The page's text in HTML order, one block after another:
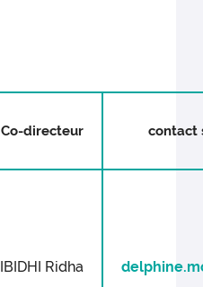
Co-directeur contact
IBIDHI Ridha